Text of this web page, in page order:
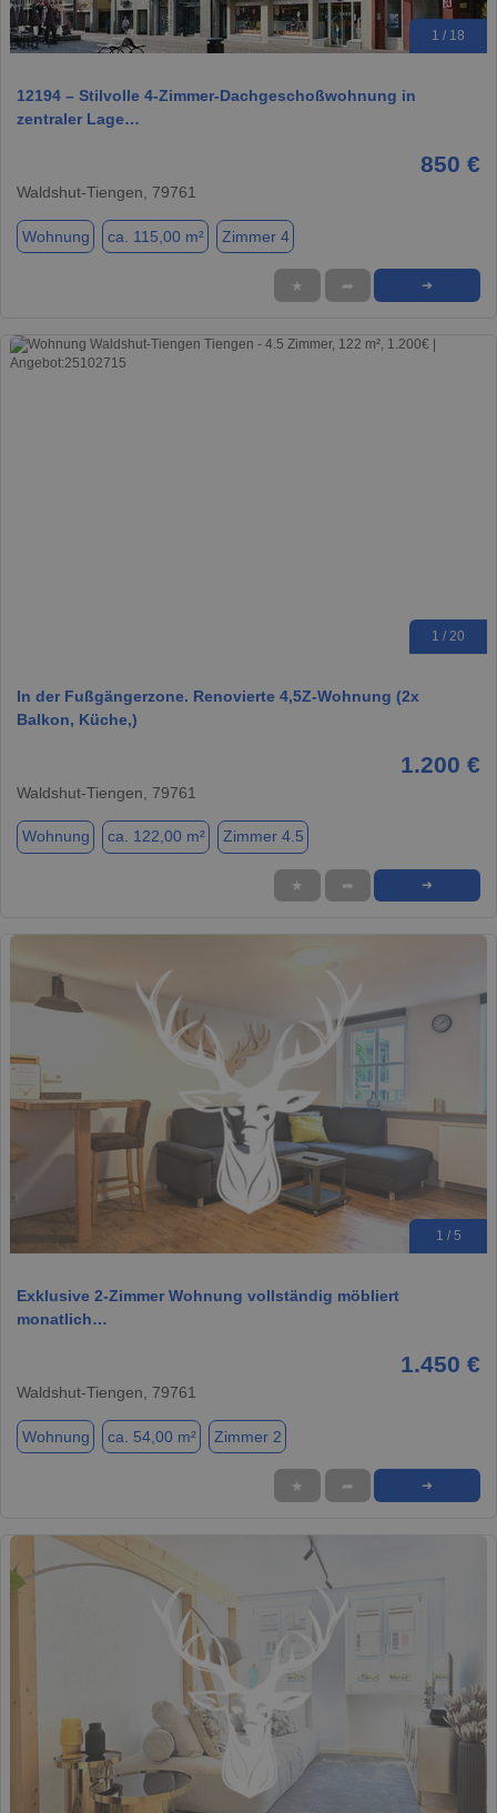
1 / 18
12194 – Stilvolle 4-Zimmer-Dachgeschoßwohnung in
zentraler Lage…
850 €
Waldshut-Tiengen, 79761
Wohnung ca. 115,00 m² Zimmer 4
★ ➦ ➜
1 / 20
In der Fußgängerzone. Renovierte 4,5Z-Wohnung (2x
Balkon, Küche,)
1.200 €
Waldshut-Tiengen, 79761
Wohnung ca. 122,00 m² Zimmer 4.5
★ ➦ ➜
1 / 5
Exklusive 2-Zimmer Wohnung vollständig möbliert
monatlich…
1.450 €
Waldshut-Tiengen, 79761
Wohnung ca. 54,00 m² Zimmer 2
★ ➦ ➜